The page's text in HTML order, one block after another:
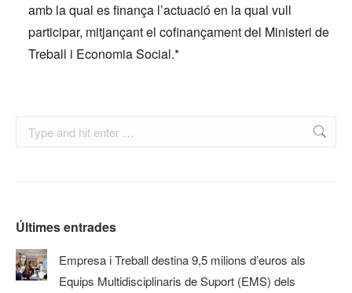
amb la qual es finança l’actuació en la qual vull
participar, mitjançant el cofinançament del Ministeri de
Treball i Economia Social.*
Search:
Últimes entrades
Empresa i Treball destina 9,5 milions d’euros als
Equips Multidisciplinaris de Suport (EMS) dels